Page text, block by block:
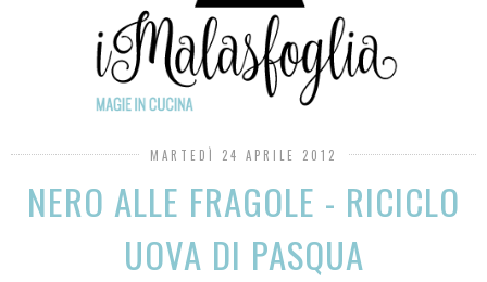
MARTEDÌ 24 APRILE 2012
NERO ALLE FRAGOLE - RICICLO
UOVA DI PASQUA